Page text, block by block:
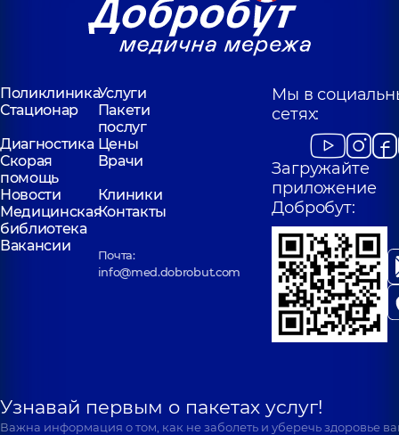
ПоликлиникаУслуги
Стационар
Пакети
послуг
Диагностика Цены
Скорая
помощь
Врачи
Новости
Клиники
Медицинская
библиотека
Контакты
Вакансии
Почта:
info@med.dobrobut.com
Мы в
сетях:
Загружайте
приложение
Добробут:
Узнавай первым о пакетах услуг!
Важна информация о том, как не заболеть и уберечь здоровье